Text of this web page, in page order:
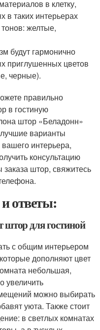
в клетку,
в таких интерьерах
желтые,
будут гармонично
приглушенных цветов
черные).
правильно
в гостиную
штор «Беладонн»
варианты
интерьера,
консультацию
штор, свяжитесь
ответы:
штор для гостиной
с общим интерьером
дополняют цвет
небольшая,
увеличить
можно выбирать
уюта. Также стоит
в светлых комнатах